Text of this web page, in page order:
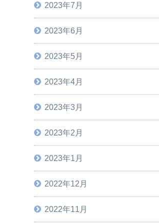
2023年7月
2023年6月
2023年5月
2023年4月
2023年3月
2023年2月
2023年1月
2022年12月
2022年11月